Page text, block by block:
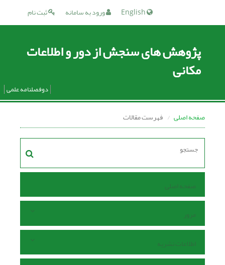
ثبت نام ورود به سامانه
پژوهش های سنجش از دور و اطلاعات
مکانی
دوفصلنامه علمی
صفحه اصلی فهرست مقالات
صفحه اصلی
مرور
اطلاعات نشریه